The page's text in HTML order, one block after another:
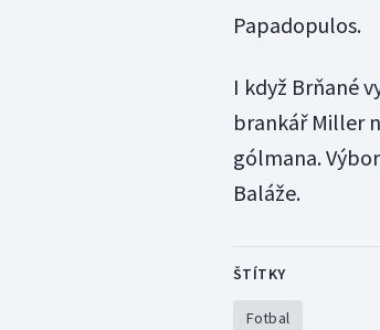
Papadopulos.
I když Brňané
brankář Miller
gólmana.
Baláže.
ŠTÍTKY
Fotbal